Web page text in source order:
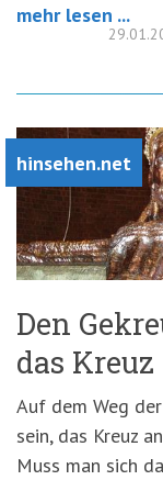
mehr lesen ...
hinsehen.net
Den
das Kreuz
Auf dem Weg
sein, das Kreuz
Muss man sich